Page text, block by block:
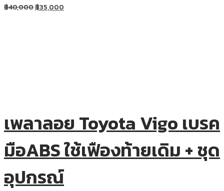
฿40,000฿35,000
เพลาลอย Toyota Vigo เบรค
มือABS ใช้เฟืองท้ายเดิม + ชุด
อุปกรณ์